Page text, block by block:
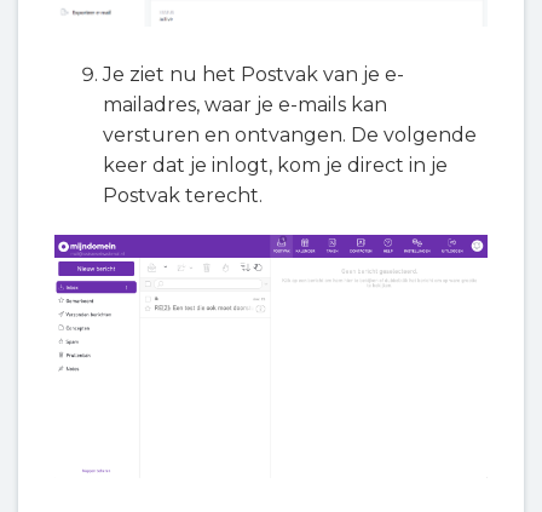
Je ziet nu het Postvak van je e-
mailadres, waar je e-mails kan
versturen en ontvangen. De volgende
keer dat je inlogt, kom je direct in je
Postvak terecht.